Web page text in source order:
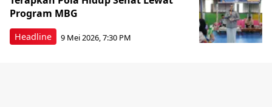
Headline
Program MBG
9 Mei 2026, 7:30 PM